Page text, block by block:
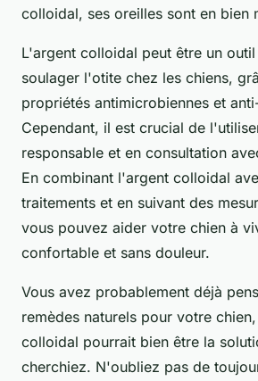
colloidal, ses oreilles sont en bien
L'argent colloidal peut être un
soulager l'otite chez les chiens,
propriétés antimicrobiennes et
Cependant, il est crucial de
responsable et en consultation
En combinant l'argent colloidal
traitements et en suivant des
vous pouvez aider votre chien à
confortable et sans douleur.
Vous avez probablement déjà
remèdes naturels pour votre
colloidal pourrait bien être la
cherchiez. N'oubliez pas de